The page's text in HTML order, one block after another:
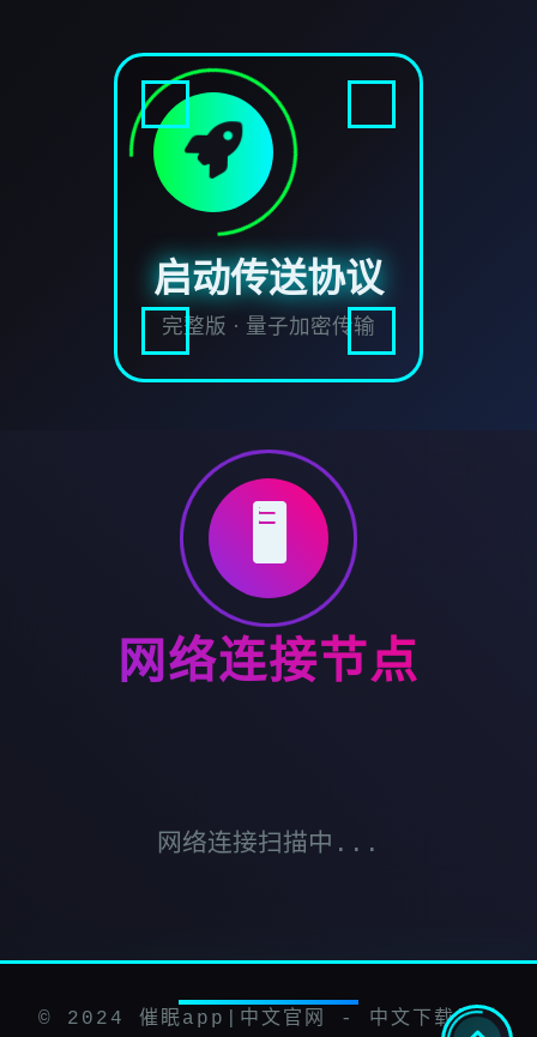
启动传送协议
完整版 · 量子加密传输
🖥️
网络连接节点
网络连接扫描中...
© 2024 催眠app|中文官网 - 中文下载最新